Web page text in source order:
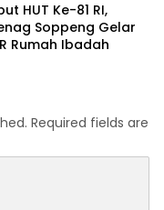
HUT Ke-81 RI,
Soppeng Gelar
Rumah Ibadah
Required fields are